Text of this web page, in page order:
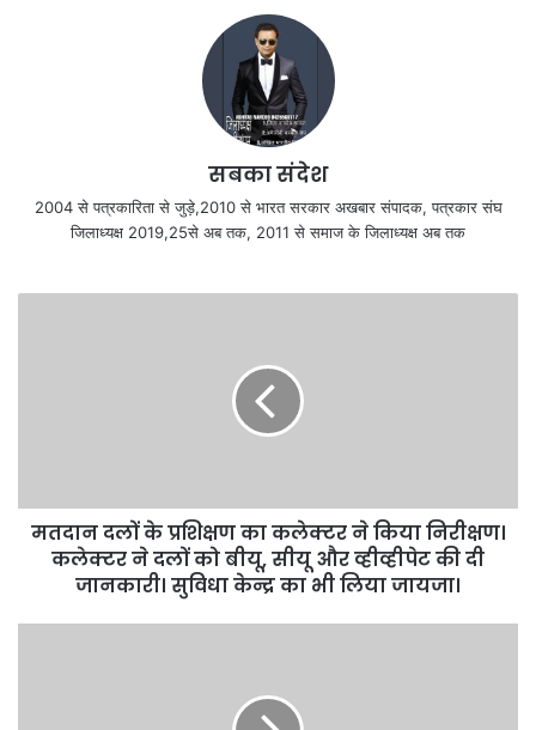
सबका संदेश
2004 से पत्रकारिता से जुड़े,2010 से भारत सरकार अखबार संपादक, पत्रकार संघ
जिलाध्यक्ष 2019,25से अब तक, 2011 से समाज के जिलाध्यक्ष अब तक
मतदान दलों के प्रशिक्षण का कलेक्टर ने किया निरीक्षण।
कलेक्टर ने दलों को बीयू, सीयू और व्हीव्हीपेट की दी
जानकारी। सुविधा केन्द्र का भी लिया जायजा।